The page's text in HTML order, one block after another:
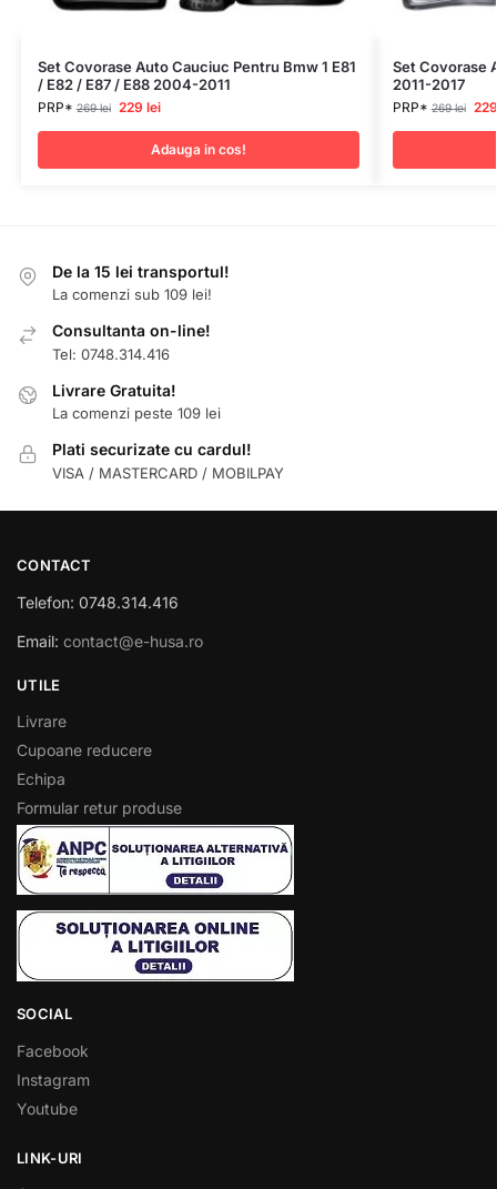
Set Covorase Auto Cauciuc Pentru Bmw 1 E81
/ E82 / E87 / E88 2004-2011
PRP*269lei 229 lei
Adauga in cos!
Set Covorase
2011-2017
PRP*269lei
De la 15 lei transportul!
La comenzi sub 109 lei!
Consultanta on-line!
Tel: 0748.314.416
Livrare Gratuita!
La comenzi peste 109 lei
Plati securizate cu cardul!
VISA / MASTERCARD / MOBILPAY
CONTACT
Telefon: 0748.314.416
Email: contact@e-husa.ro
UTILE
Livrare
Cupoane reducere
Echipa
Formular retur produse
SOCIAL
Facebook
Instagram
Youtube
LINK-URI